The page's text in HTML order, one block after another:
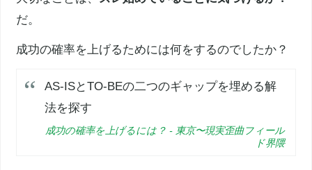
だ。
成功の確率を上げるためには何をするのでしたか？
AS-ISとTO-BEの二つのギャップを埋める解
法を探す
成功の確率を上げるには？ - 東京〜現実歪曲フィール
ド界隈